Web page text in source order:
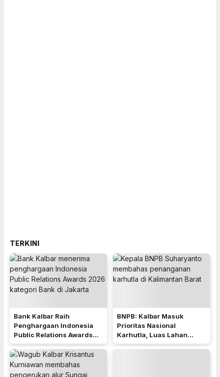
TERKINI
Bank Kalbar Raih
Penghargaan Indonesia
Public Relations Awards
2026
BNPB: Kalbar Masuk
Prioritas Nasional
Karhutla, Luas Lahan
Terbakar Peringkat